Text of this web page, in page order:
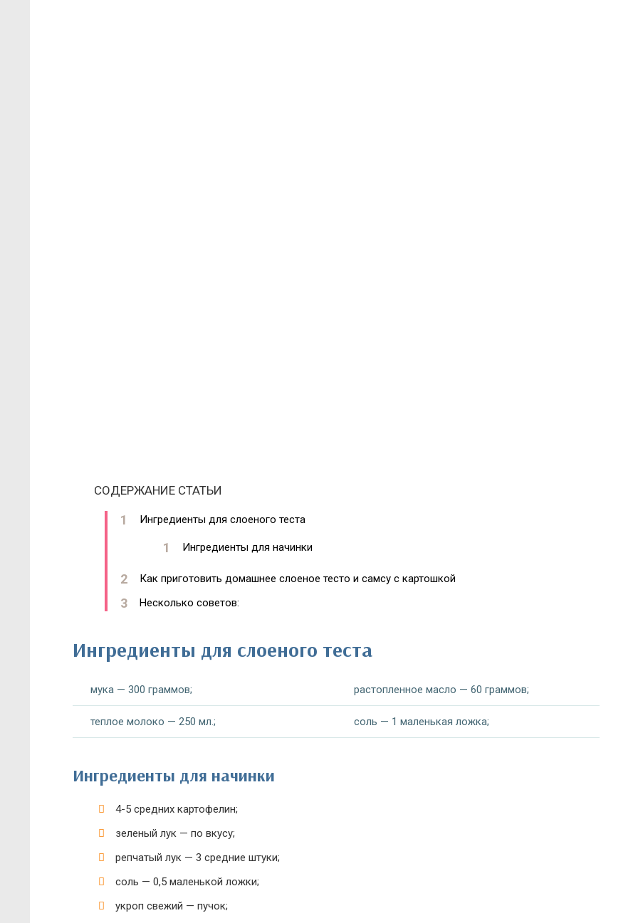
СОДЕРЖАНИЕ СТАТЬИ
Ингредиенты для слоеного теста
Ингредиенты для начинки
Как приготовить домашнее слоеное тесто и самсу с картошкой
Несколько советов:
Ингредиенты для слоеного теста
мука — 300 граммов;
теплое молоко — 250 мл.;
растопленное масло — 60 граммов;
соль — 1 маленькая ложка;
Ингредиенты для начинки
4-5 средних картофелин;
зеленый лук — по вкусу;
репчатый лук — 3 средние штуки;
соль — 0,5 маленькой ложки;
укроп свежий — пучок;